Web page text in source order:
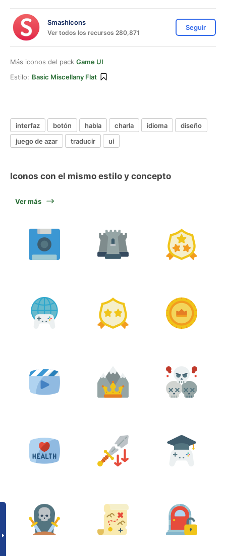
Smashicons
Ver todos los recursos 280,871
Seguir
Más iconos del pack Game UI
Estilo: Basic Miscellany Flat
interfaz botón habla charla idioma
diseño
juego de azar
traducir ui
Iconos con el mismo estilo y concepto
Ver más